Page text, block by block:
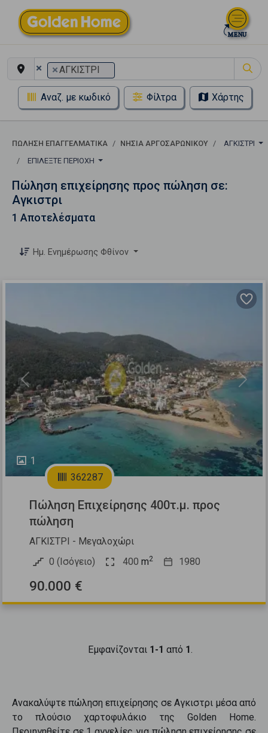
× ×ΑΓΚΙΣΤΡΙ
Αναζ. με κωδικό Φίλτρα Χάρτης
ΠΏΛΗΣΗ ΕΠΑΓΓΕΛΜΑΤΙΚΆ ΝΗΣΙΑ ΑΡΓΟΣΑΡΩΝΙΚΟΥ
ΑΓΚΙΣΤΡΙ
ΕΠΙΛΈΞΤΕ ΠΕΡΙΟΧΉ
Πώληση επιχείρησης προς πώληση σε:
Αγκιστρι
1 Αποτελέσματα
Ημ. Ενημέρωσης Φθίνον
1
Previous Next
362287
Πώληση Επιχείρησης 400τ.μ. προς
πώληση
ΑΓΚΙΣΤΡΙ - Μεγαλοχώρι
0 (Ισόγειο)
400 m2 1980
90.000 €
Εμφανίζονται 1-1 από 1
Ανακαλύψτε πώληση επιχείρησης σε Αγκιστρι μέσα από
το πλούσιο χαρτοφυλάκιο της Golden Home.